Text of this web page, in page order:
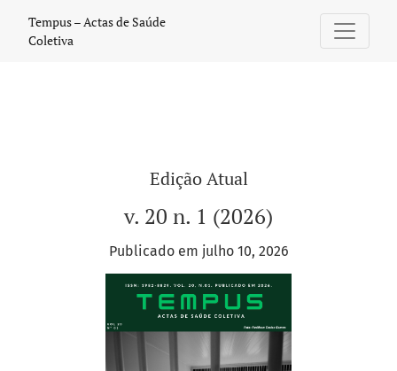
Tempus – Actas de Saúde Coletiva
Tempus – Actas de Saúde
Coletiva
Edição Atual
v. 20 n. 1 (2026)
Publicado em julho 10, 2026